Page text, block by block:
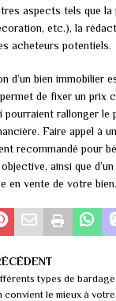
aspects tels que la
etc.), la
acheteurs potentiels.
d’un bien immobilier
de fixer un prix
pourraient rallonger le
Faire appel à
recommandé pour
ainsi que
en vente de votre bien.
types de
convient le mieux à